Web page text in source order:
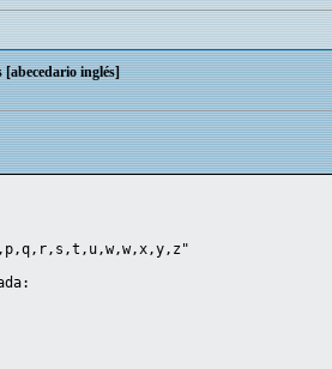
[abecedario inglés]